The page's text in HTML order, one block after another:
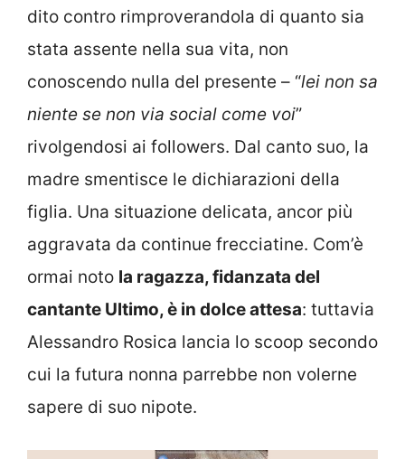
dito contro rimproverandola di quanto sia
stata assente nella sua vita, non
conoscendo nulla del presente – “lei non sa
niente se non via social come voi”
rivolgendosi ai followers. Dal canto suo, la
madre smentisce le dichiarazioni della
figlia. Una situazione delicata, ancor più
aggravata da continue frecciatine. Com’è
ormai noto la ragazza, fidanzata del
cantante Ultimo, è in dolce attesa: tuttavia
Alessandro Rosica lancia lo scoop secondo
cui la futura nonna parrebbe non volerne
sapere di suo nipote.